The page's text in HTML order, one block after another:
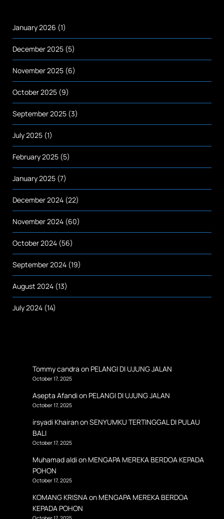
January 2026 (1)
December 2025 (5)
November 2025 (6)
October 2025 (9)
September 2025 (3)
July 2025 (1)
February 2025 (5)
January 2025 (7)
December 2024 (22)
November 2024 (60)
October 2024 (56)
September 2024 (19)
August 2024 (13)
July 2024 (14)
Tommy candra on PELANGI DI UJUNG JALAN
October 17, 2025
Asepta Afandion PELANGI DI UJUNG JALAN
October 17, 2025
irsyadi KhairanonSENYUMKU TERTINGGAL DI PULAU
BALI
October 17, 2025
Muhamad aldion MENGAPA MEREKA BERDOA KEPADA
POHON
October 17, 2025
KOMANG KRISNA on MENGAPA MEREKA BERDOA
KEPADA POHON